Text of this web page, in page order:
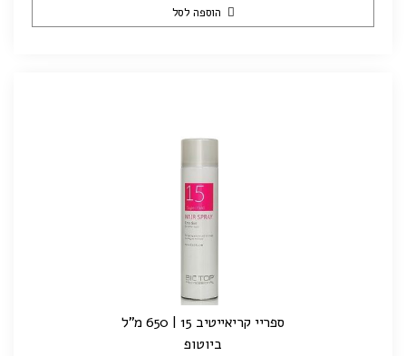
הוספה לסל
ספריי קריאייטיב 15 | 650 מ"ל
ביוטופ